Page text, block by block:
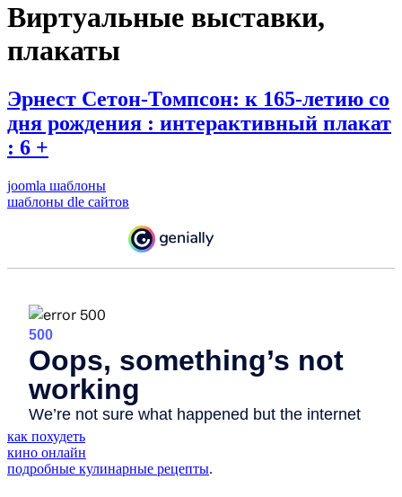
Виртуальные выставки,
плакаты
Эрнест Сетон-Томпсон: к 165-летию со
дня рождения : интерактивный плакат
: 6 +
joomla шаблоны
шаблоны dle сайтов
как похудеть
кино онлайн
подробные кулинарные рецепты.